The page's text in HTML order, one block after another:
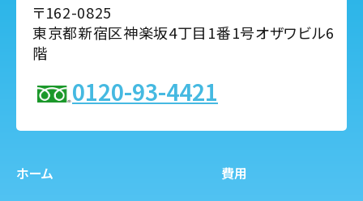
〒162-0825
東京都新宿区神楽坂4丁目1番1号オザワビル6
階
0120-93-4421
ホーム 費用